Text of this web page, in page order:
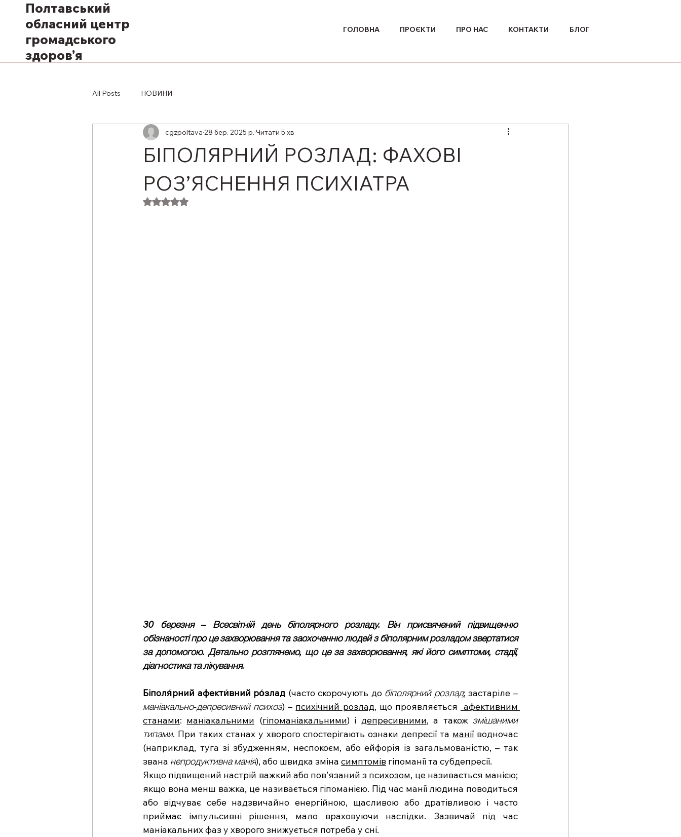
Полтавський
обласний центр
громадського
здоров’я
ГОЛОВНА ПРОЄКТИ ПРО НАС КОНТАКТИ БЛОГ
All Posts НОВИНИ
БІПОЛЯРНИЙ РОЗЛАД: ФАХОВІ
РОЗ’ЯСНЕННЯ ПСИХІАТРА
cgzpoltava 28 бер. 2025 р. Читати 5 хв
Оцінка: NaN з 5 зірок.
30 березня – Всесвітній день біполярного розладу. Він присвячений підвищенню
обізнаності про це захворювання та заохоченню людей з біполярним розладом звертатися
за допомогою. Детально розглянемо, що це за захворювання, які його симптоми, стадії,
діагностика та лікування.
Біполя́рний афекти́вний ро́злад (часто скорочують до біполярний розлад
маніакально-депресивний психоз) – психічний розлад, що проявляється афективним
станами: маніакальними (гіпоманіакальними) і депресивними, а також змішаними
типами. При таких станах у хворого спостерігають ознаки депресії та манії водночас
(наприклад, туга зі збудженням, неспокоєм, або ейфорія із загальмованістю, – так
звана непродуктивна манія), або швидка зміна симптомів гіпоманії та субдепресії.
Якщо підвищений настрій важкий або пов’язаний з психозом, це називається манією;
якщо вона менш важка, це називається гіпоманією. Під час манії людина поводиться
або відчуває себе надзвичайно енергійною, щасливою або дратівливою і часто
приймає імпульсивні рішення, мало враховуючи наслідки. Зазвичай під час
маніакальних фаз у хворого знижується потреба у сні.